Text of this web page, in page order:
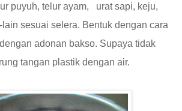
puyuh, telur ayam, urat sapi, keju,
sesuai selera. Bentuk dengan cara
adonan bakso. Supaya tidak
tangan plastik dengan air.